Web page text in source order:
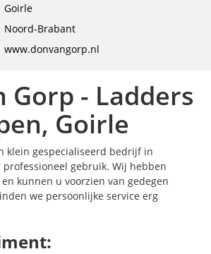
Goirle
Noord-Brabant
www.donvangorp.nl
Gorp - Ladders
Goirle
klein gespecialiseerd bedrijf in
gebruik. Wij hebben
kunnen u voorzien van gedegen
we persoonlijke service erg